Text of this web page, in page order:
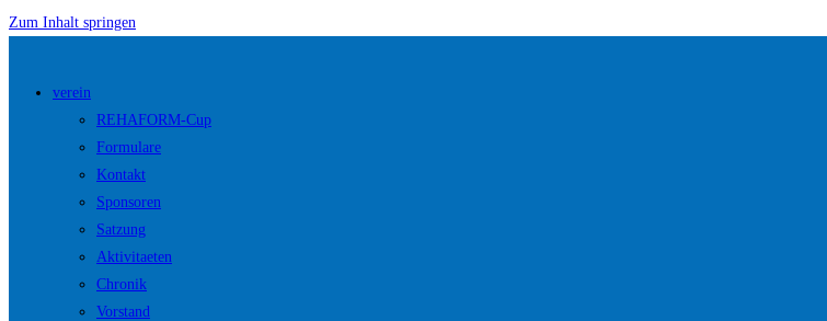
Zum Inhalt springen
verein
REHAFORM-Cup
Formulare
Kontakt
Sponsoren
Satzung
Aktivitaeten
Chronik
Vorstand